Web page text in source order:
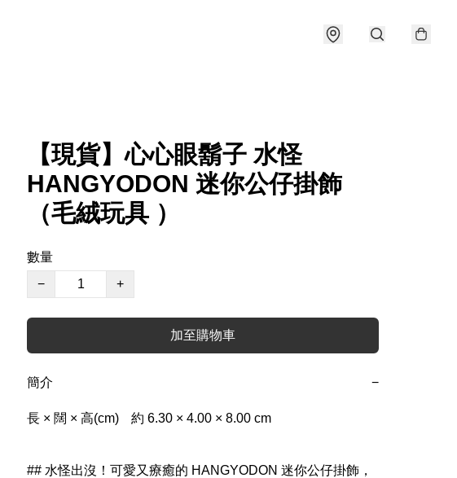
【現貨】心心眼鬍子 水怪
HANGYODON 迷你公仔掛飾
（毛絨玩具 ）
數量
−
+
加至購物車
簡介 −
長 × 闊 × 高(cm)	約 6.30 × 4.00 × 8.00 cm
## 水怪出沒！可愛又療癒的 HANGYODON 迷你公仔掛飾，